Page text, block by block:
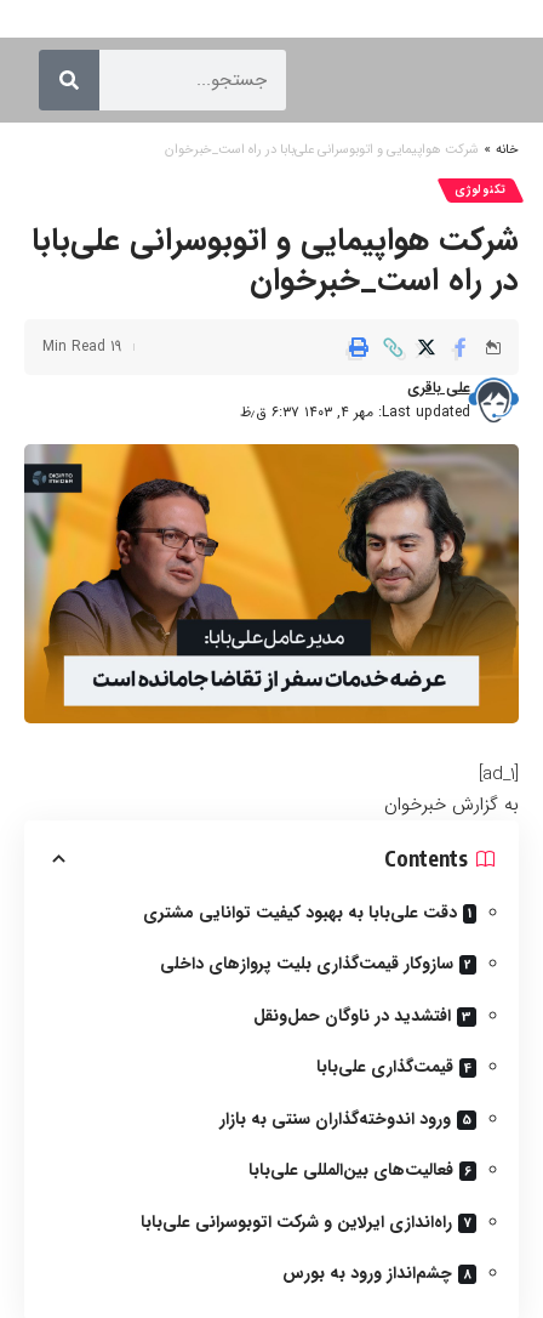
خانه » شرکت هواپیمایی و اتوبوسرانی علی‌بابا در راه است_خبرخوان
تکنولوژی
شرکت هواپیمایی و اتوبوسرانی علی‌بابا
در راه است_خبرخوان
Last updated: مهر ۴, ۱۴۰۳ ۶:۳۷ ق٫ظ
علی باقری
19 Min Read
[ad_1]
به گزارش خبرخوان
Contents
دقت علی‌بابا به بهبود کیفیت توانایی مشتری
سازوکار قیمت‌گذاری بلیت پروازهای داخلی
افتشدید در ناوگان حمل‌و‌نقل
قیمت‌گذاری علی‌بابا
ورود اندوخته‌گذاران سنتی به بازار
فعالیت‌های بین‌المللی علی‌بابا
راه‌اندازی ایرلاین و شرکت اتوبوسرانی علی‌بابا
چشم‌انداز ورود به بورس